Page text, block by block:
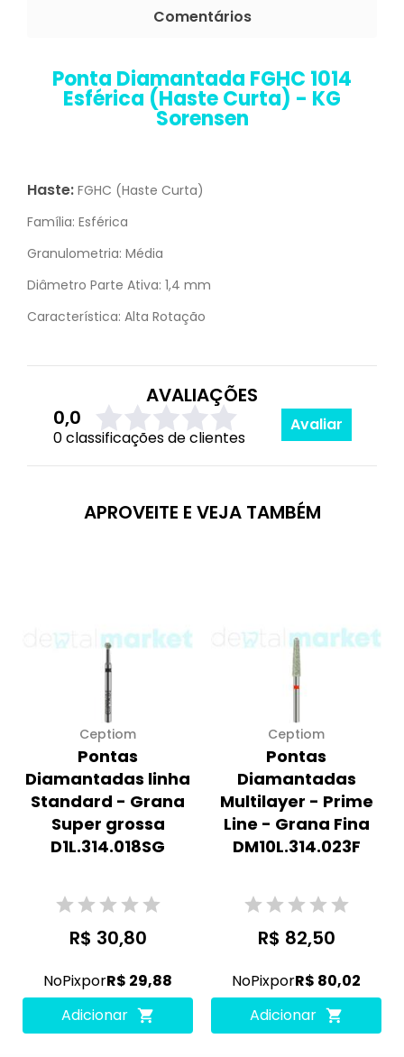
Comentários
Ponta Diamantada FGHC 1014
Esférica (Haste Curta) - KG
Sorensen
Haste: FGHC (Haste Curta)
Família: Esférica
Granulometria: Média
Diâmetro Parte Ativa: 1,4 mm
Característica: Alta Rotação
AVALIAÇÕES
0,0
0 classificações de clientes
Avaliar
APROVEITE E VEJA TAMBÉM
Ceptiom
Pontas
Diamantadas linha
Standard - Grana
Super grossa
D1L.314.018SG
R$ 30,80
NoPixporR$ 29,88
Adicionar
Ceptiom
Pontas
Diamantadas
Multilayer - Prime
Line - Grana Fina
DM10L.314.023F
R$ 82,50
NoPixporR$ 80,02
Adicionar